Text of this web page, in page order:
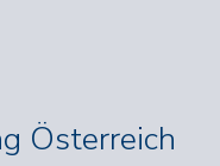
Österreich